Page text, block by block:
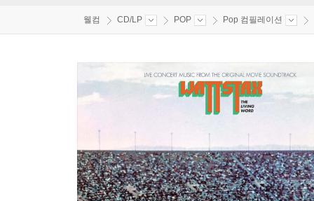
웰컴 CD/LP POP Pop 컴필레이션